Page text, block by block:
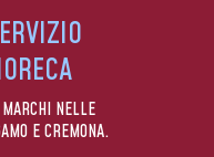
NELLE
E CREMONA.